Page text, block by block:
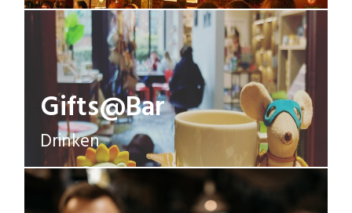
Gifts@Bar
Drinken